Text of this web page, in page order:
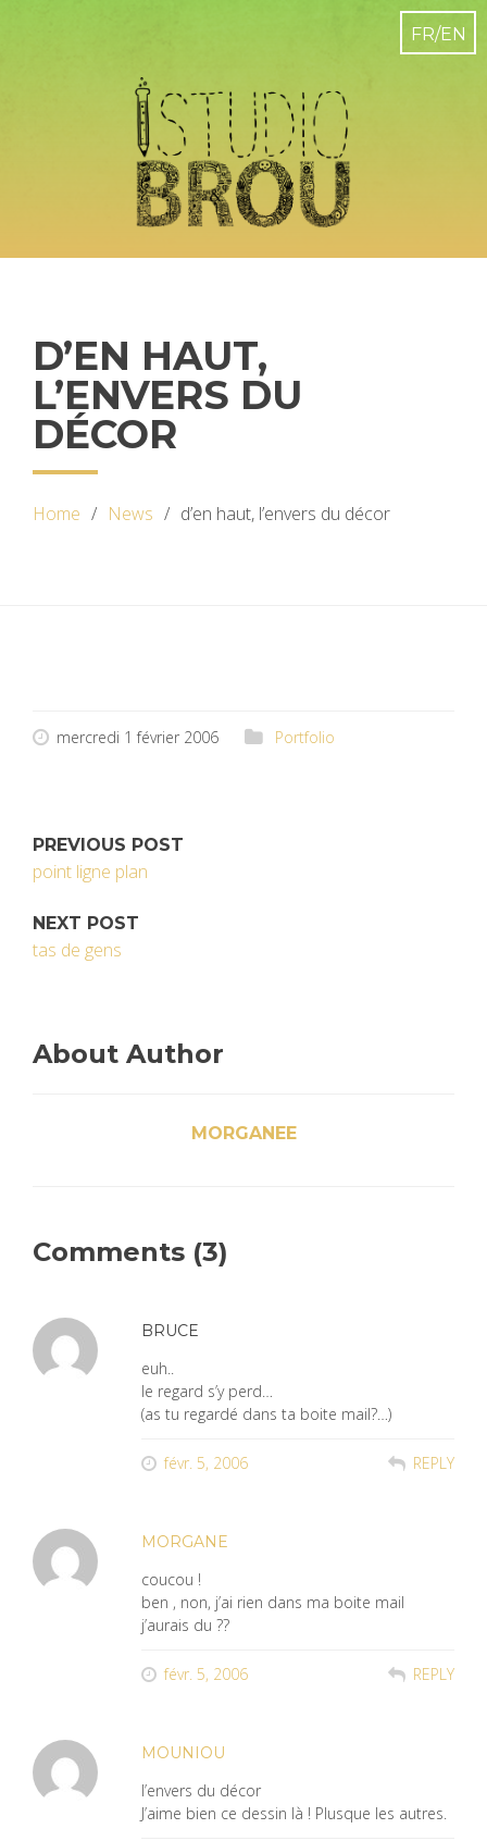
D’EN HAUT,
L’ENVERS DU
DÉCOR
Home News d’en haut, l’envers du décor
mercredi 1 février 2006 Portfolio
PREVIOUS POST
point ligne plan
NEXT POST
tas de gens
About Author
MORGANEE
Comments (3)
BRUCE
euh..
le regard s’y perd…
(as tu regardé dans ta boite mail?…)
févr. 5, 2006 REPLY
MORGANE
coucou !
ben , non, j’ai rien dans ma boite mail
j’aurais du ??
févr. 5, 2006 REPLY
MOUNIOU
l’envers du décor
J’aime bien ce dessin là ! Plusque les autres.